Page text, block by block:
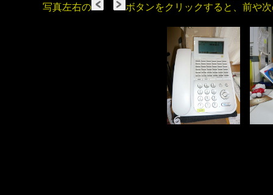
写真左右の
ボタンをクリックすると、前や